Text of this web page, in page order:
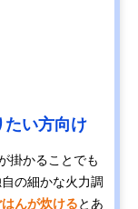
たい方向け
掛かることでも
の細かな火力調
んが炊けるとあ